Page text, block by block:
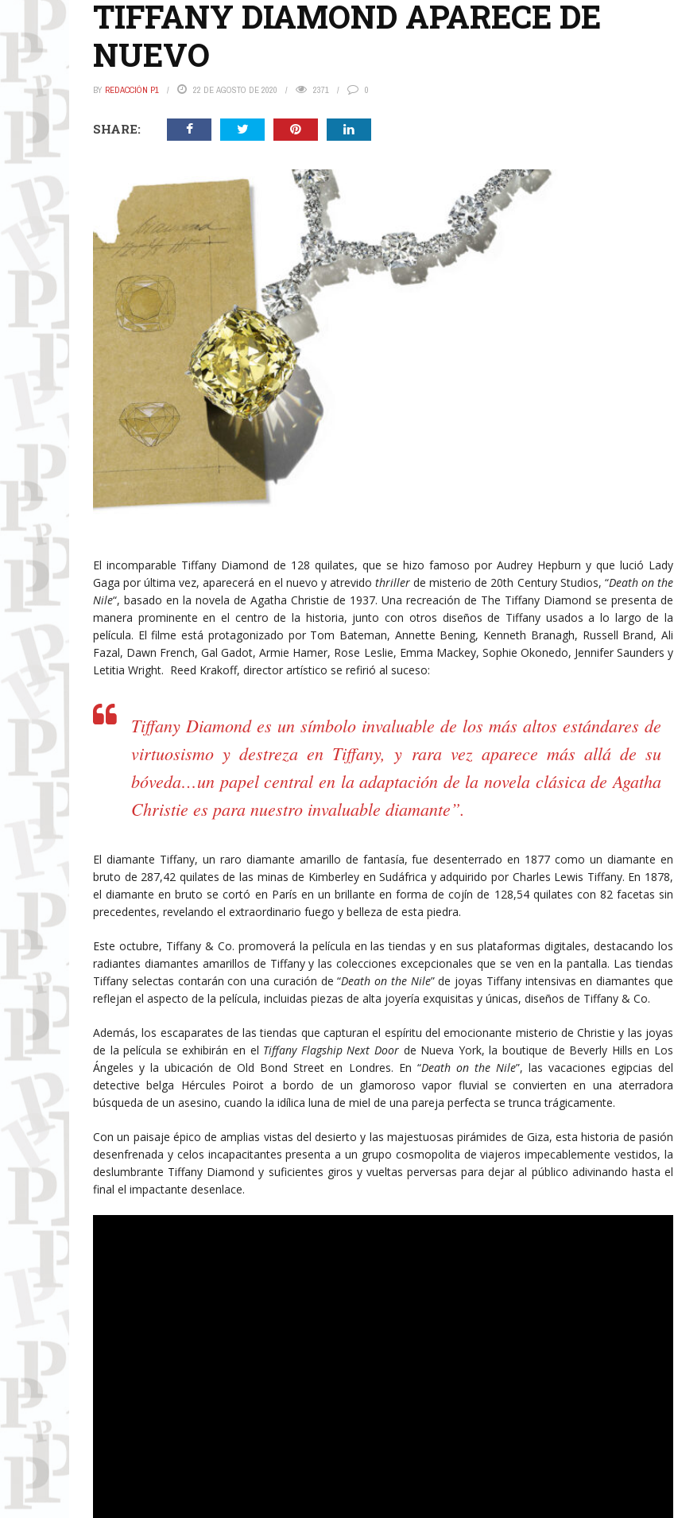
TIFFANY DIAMOND APARECE DE
NUEVO
BY REDACCIÓN P1 22 DE AGOSTO DE 2020 2371 0
SHARE:
El incomparable Tiffany Diamond de 128 quilates, que se hizo famoso por Audrey Hepburn y que lució Lady
Gaga por última vez, aparecerá en el nuevo y atrevidothriller de misterio de 20th Century Studios, “Death on the
Nile“, basado en la novela de Agatha Christie de 1937. Una recreación de The Tiffany Diamond se presenta de
manera prominente en el centro de la historia, junto con otros diseños de Tiffany usados ​​a lo largo de la
película. El filme está protagonizado por Tom Bateman, Annette Bening, Kenneth Branagh, Russell Brand, Ali
Fazal, Dawn French, Gal Gadot, Armie Hamer, Rose Leslie, Emma Mackey, Sophie Okonedo, Jennifer Saunders y
Letitia Wright. Reed Krakoff, director artístico se refirió al suceso:
Tiffany Diamond es un símbolo invaluable de los más altos estándares de
virtuosismo y destreza en Tiffany, y rara vez aparece más allá de su
bóveda…un papel central en la adaptación de la novela clásica de Agatha
Christie es para nuestro invaluable diamante”.
El diamante Tiffany, un raro diamante amarillo de fantasía, fue desenterrado en 1877 como un diamante en
bruto de 287,42 quilates de las minas de Kimberley en Sudáfrica y adquirido por Charles Lewis Tiffany. En 1878,
el diamante en bruto se cortó en París en un brillante en forma de cojín de 128,54 quilates con 82 facetas sin
precedentes, revelando el extraordinario fuego y belleza de esta piedra.
Este octubre, Tiffany & Co. promoverá la película en las tiendas y en sus plataformas digitales, destacando los
radiantes diamantes amarillos de Tiffany y las colecciones excepcionales que se ven en la pantalla. Las tiendas
Tiffany selectas contarán con una curación de “Death on the Nile” de joyas Tiffany intensivas en diamantes que
reflejan el aspecto de la película, incluidas piezas de alta joyería exquisitas y únicas, diseños de Tiffany & Co.
Además, los escaparates de las tiendas que capturan el espíritu del emocionante misterio de Christie y las joyas
de la película se exhibirán en el Tiffany Flagship Next Door de Nueva York, la boutique de Beverly Hills en Los
Ángeles y la ubicación de Old Bond Street en Londres. En “Death on the Nile”, las vacaciones egipcias del
detective belga Hércules Poirot a bordo de un glamoroso vapor fluvial se convierten en una aterradora
búsqueda de un asesino, cuando la idílica luna de miel de una pareja perfecta se trunca trágicamente.
Con un paisaje épico de amplias vistas del desierto y las majestuosas pirámides de Giza, esta historia de pasión
desenfrenada y celos incapacitantes presenta a un grupo cosmopolita de viajeros impecablemente vestidos, la
deslumbrante Tiffany Diamond y suficientes giros y vueltas perversas para dejar al público adivinando hasta el
final el impactante desenlace.